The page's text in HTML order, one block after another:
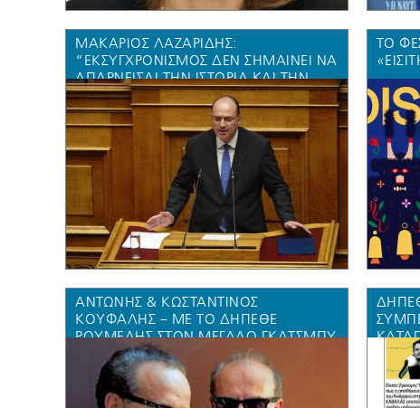
ΜΑΚΆΡΙΟΣ ΛΑΖΑΡΊΔΗΣ:
“ΕΚΣΥΓΧΡΟΝΙΣΜΌΣ ΔΕΝ ΣΗΜΑΊΝΕΙ ΝΑ
ΑΠΑΡΝΕΊΣΑΙ ΤΗΝ ΙΣΤΟΡΊΑ ΚΑΙ ΤΗΝ
ΤΑΥΤΌΤΗΤΆ ΣΟΥ”
ΤΟ
ΑΝΤΏΝΗΣ & ΚΩΣΤΑΝΤΊΝΟΣ
ΚΟΎΦΑΛΗΣ – ΜΕ ΤΟ ΔΗΠΕΘΕ
ΡΟΥΜΕΛΗΣ ΣΤΟΝ ΜΕΓΑΛΟ ΓΚΑΤΣΜΠΥ
ΔΕΝ